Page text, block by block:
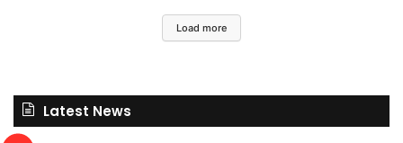
Load more
Latest News